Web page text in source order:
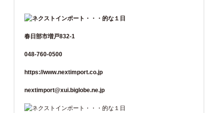
春日部市増戸832-1
048-760-0500
https://www.nextimport.co.jp
nextimport@xui.biglobe.ne.jp